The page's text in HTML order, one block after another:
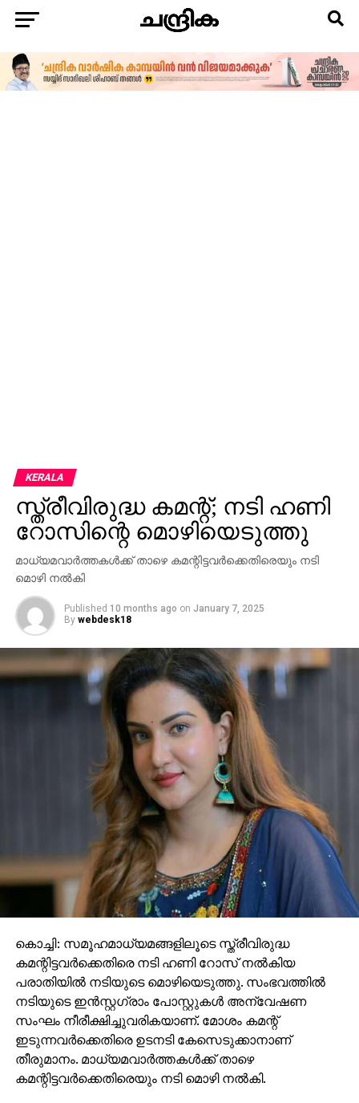
KERALA
സ്ത്രീവിരുദ്ധ കമന്റ്; നടി ഹണി
റോസിന്റെ മൊഴിയെടുത്തു
മാധ്യമവാര്‍ത്തകള്‍ക്ക് താഴെ കമന്റിട്ടവര്‍ക്കെതിരെയും നടി
മൊഴി നല്‍കി
Published 10 months ago on January 7, 2025
By webdesk18
കൊച്ചി: സമൂഹമാധ്യമങ്ങളിലൂടെ സ്ത്രീവിരുദ്ധ
കമന്റിട്ടവര്‍ക്കെതിരെ നടി ഹണി റോസ് നല്‍കിയ
പരാതിയില്‍ നടിയുടെ മൊഴിയെടുത്തു. സംഭവത്തില്‍
നടിയുടെ ഇന്‍സ്റ്റഗ്രാം പോസ്റ്റുകള്‍ അന്വേഷണ
സംഘം നീരീക്ഷിച്ചുവരികയാണ്. മോശം കമന്റ്
ഇടുന്നവര്‍ക്കെതിരെ ഉടനടി കേസെടുക്കാനാണ്
തീരുമാനം. മാധ്യമവാര്‍ത്തകള്‍ക്ക് താഴെ
കമന്റിട്ടവര്‍ക്കെതിരെയും നടി മൊഴി നല്‍കി.